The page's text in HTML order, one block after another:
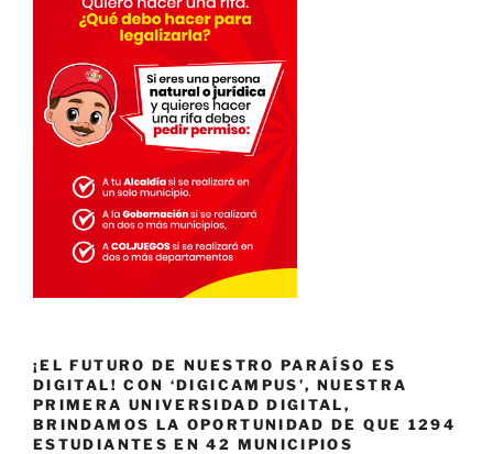
¡EL FUTURO DE NUESTRO PARAÍSO ES
DIGITAL! CON ‘DIGICAMPUS’, NUESTRA
PRIMERA UNIVERSIDAD DIGITAL,
BRINDAMOS LA OPORTUNIDAD DE QUE 1294
ESTUDIANTES EN 42 MUNICIPIOS